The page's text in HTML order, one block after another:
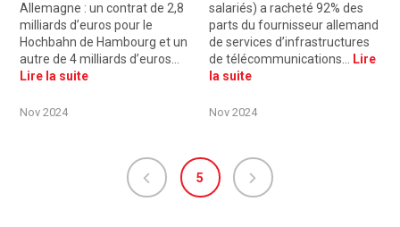
Allemagne : un contrat de 2,8
milliards d’euros pour le
Hochbahn de Hambourg et un
autre de 4 milliards d’euros…
Lire la suite
Nov 2024
salariés) a racheté 92% des
parts du fournisseur allemand
de services d’infrastructures
de télécommunications…
Lire
la suite
Nov 2024
5